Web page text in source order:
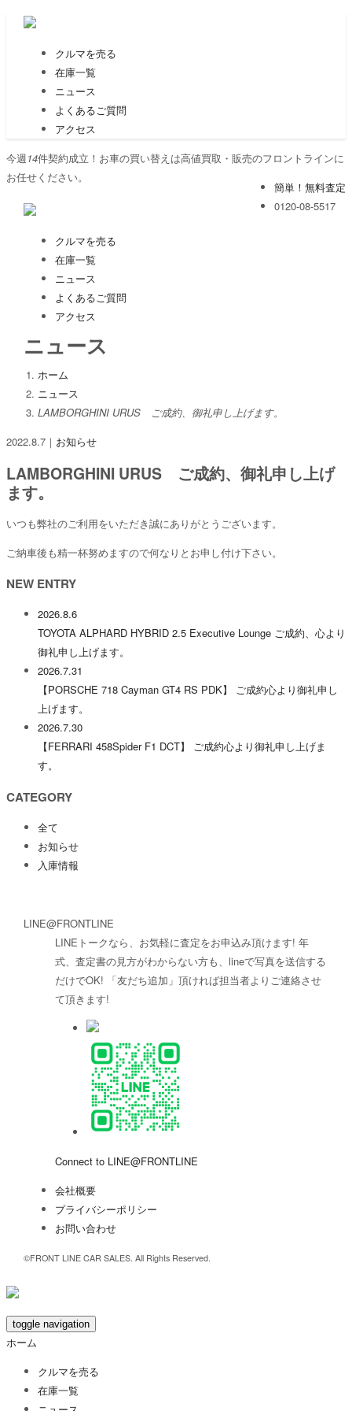
クルマを売る
在庫一覧
ニュース
よくあるご質問
アクセス
今週14件契約成立！お車の買い替えは高値買取・販売のフロントラインに
お任せください。
簡単！無料査定
0120-08-5517
クルマを売る
在庫一覧
ニュース
よくあるご質問
アクセス
ニュース
ホーム
ニュース
LAMBORGHINI URUS ご成約、御礼申し上げます。
2022.8.7 ｜ お知らせ
LAMBORGHINI URUS ご成約、御礼申し上げ
ます。
いつも弊社のご利用をいただき誠にありがとうございます。
ご納車後も精一杯努めますので何なりとお申し付け下さい。
NEW ENTRY
2026.8.6
TOYOTA ALPHARD HYBRID 2.5 Executive Lounge ご成約、心より
御礼申し上げます。
2026.7.31
【PORSCHE 718 Cayman GT4 RS PDK】 ご成約心より御礼申し
上げます。
2026.7.30
【FERRARI 458Spider F1 DCT】 ご成約心より御礼申し上げま
す。
CATEGORY
全て
お知らせ
入庫情報
LINE@FRONTLINE
LINEトークなら、お気軽に査定をお申込み頂けます! 年
式、査定書の見方がわからない方も、lineで写真を送信する
だけでOK! 「友だち追加」頂ければ担当者よりご連絡させ
て頂きます!
Connect to LINE@FRONTLINE
会社概要
プライバシーポリシー
お問い合わせ
©FRONT LINE CAR SALES. All Rights Reserved.
toggle navigation
ホーム
クルマを売る
在庫一覧